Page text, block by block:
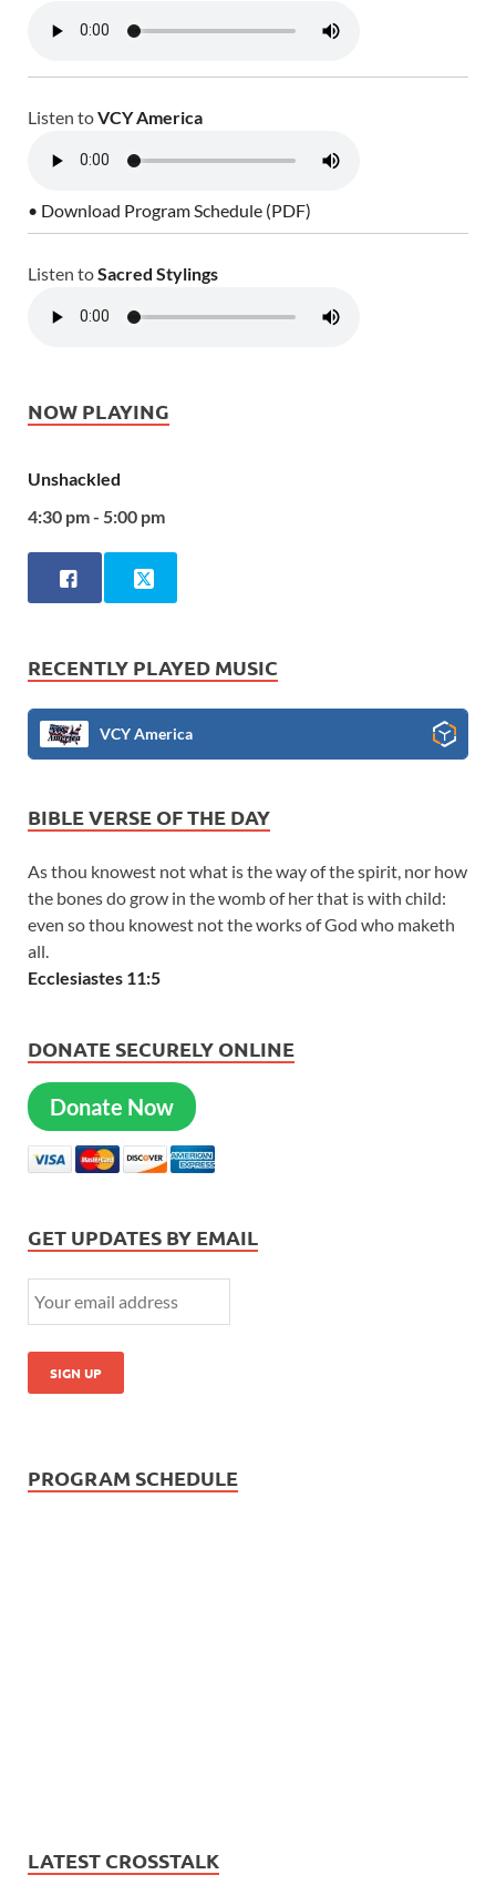
Listen toVCY America
• Download Program Schedule (PDF)
Listen toSacred Stylings
NOW PLAYING
Unshackled
4:30 pm - 5:00 pm
RECENTLY PLAYED MUSIC
VCY America
BIBLE VERSE OF THE DAY
As thou knowest not what is the way of the spirit, nor how
the bones do grow in the womb of her that is with child:
even so thou knowest not the works of God who maketh
all.
Ecclesiastes 11:5
DONATE SECURELY ONLINE
Donate Now
GET UPDATES BY EMAIL
PROGRAM SCHEDULE
LATEST CROSSTALK